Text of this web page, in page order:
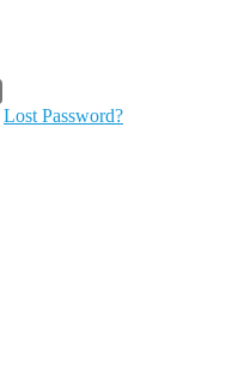
Lost Password?